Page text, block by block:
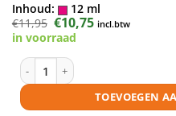
Inhoud:
12 ml
€11,95 Oorspronkelijke
prijs
was:
€10,75Huidige
prijs
incl.btw
in voorraad
Epson 34XL (T3473)
TOEVOEGEN